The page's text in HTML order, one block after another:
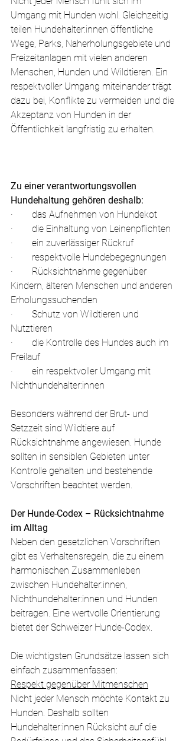
Umgang mit Hunden wohl. Gleichzeitig
teilen Hundehalter:innen öffentliche
Wege, Parks, Naherholungsgebiete und
Freizeitanlagen mit vielen anderen
Menschen, Hunden und Wildtieren. Ein
respektvoller Umgang miteinander trägt
dazu bei, Konflikte zu vermeiden und die
Akzeptanz von Hunden in der
Öffentlichkeit langfristig zu erhalten.
Zu einer verantwortungsvollen
Hundehaltung gehören deshalb:
·        das Aufnehmen von Hundekot
·        die Einhaltung von Leinenpflichten
·        ein zuverlässiger Rückruf
·        respektvolle Hundebegegnungen
·        Rücksichtnahme gegenüber
Kindern, älteren Menschen und anderen
Erholungssuchenden
·        Schutz von Wildtieren und
Nutztieren
·        die Kontrolle des Hundes auch im
Freilauf
·        ein respektvoller Umgang mit
Nichthundehalter:innen
Besonders während der Brut- und
Setzzeit sind Wildtiere auf
Rücksichtnahme angewiesen. Hunde
sollten in sensiblen Gebieten unter
Kontrolle gehalten und bestehende
Vorschriften beachtet werden.
Der Hunde-Codex – Rücksichtnahme
im Alltag
Neben den gesetzlichen Vorschriften
gibt es Verhaltensregeln, die zu einem
harmonischen Zusammenleben
zwischen Hundehalter:innen,
Nichthundehalter:innen und Hunden
beitragen. Eine wertvolle Orientierung
bietet der Schweizer Hunde-Codex.
Die wichtigsten Grundsätze lassen sich
einfach zusammenfassen:
Respekt gegenüber Mitmenschen
Nicht jeder Mensch möchte Kontakt zu
Hunden. Deshalb sollten
Hundehalter:innen Rücksicht auf die